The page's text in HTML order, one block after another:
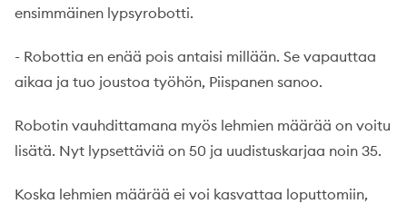
ensimmäinen lypsyrobotti.
- Robottia en enää pois antaisi millään. Se vapauttaa
aikaa ja tuo joustoa työhön, Piispanen sanoo.
Robotin vauhdittamana myös lehmien määrää on voitu
lisätä. Nyt lypsettäviä on 50 ja uudistuskarjaa noin 35.
Koska lehmien määrää ei voi kasvattaa loputtomiin,